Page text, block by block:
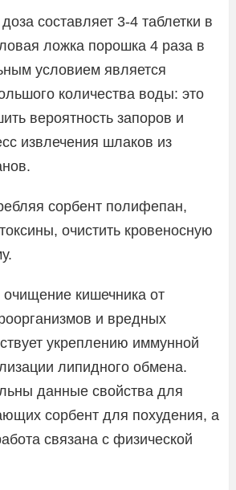
составляет 3-4 таблетки в
ложка порошка 4 раза в
условием является
количества воды: это
вероятность запоров и
извлечения шлаков из
сорбент полифепан,
очистить кровеносную
кишечника от
и вредных
укреплению иммунной
липидного обмена.
данные свойства для
сорбент для похудения, а
связана с физической